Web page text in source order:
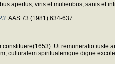
apertus, viris et mulieribus, sanis et
: AAS 73 (1981) 634-637.
Ut remuneratio iuste
culturalem spiritualemque digne